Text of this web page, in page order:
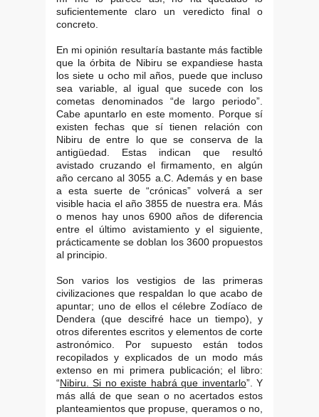
suficientemente claro un veredicto final o
concreto.
En mi opinión resultaría bastante más factible
que la órbita de Nibiru se expandiese hasta
los siete u ocho mil años, puede que incluso
sea variable, al igual que sucede con los
cometas denominados “de largo periodo”.
Cabe apuntarlo en este momento. Porque sí
existen fechas que sí tienen relación con
Nibiru de entre lo que se conserva de la
antigüedad. Estas indican que resultó
avistado cruzando el firmamento, en algún
año cercano al 3055 a.C. Además y en base
a esta suerte de “crónicas” volverá a ser
visible hacia el año 3855 de nuestra era. Más
o menos hay unos 6900 años de diferencia
entre el último avistamiento y el siguiente,
prácticamente se doblan los 3600 propuestos
al principio.
Son varios los vestigios de las primeras
civilizaciones que respaldan lo que acabo de
apuntar; uno de ellos el célebre Zodíaco de
Dendera (que descifré hace un tiempo), y
otros diferentes escritos y elementos de corte
astronómico. Por supuesto están todos
recopilados y explicados de un modo más
extenso en mi primera publicación; el libro:
“Nibiru. Si no existe habrá que inventarlo”. Y
más allá de que sean o no acertados estos
planteamientos que propuse, queramos o no,